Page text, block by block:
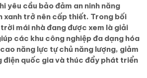
yêu cầu bảo đảm an ninh năng
xanh trở nên cấp thiết. Trong bối
mái nhà đang được xem là giải
các khu công nghiệp đa dạng hóa
năng lực tự chủ năng lượng, giảm
điện quốc gia và thúc đẩy phát triển